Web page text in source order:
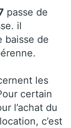
passe de
il
baisse de
les
certain
l’achat du
c’est